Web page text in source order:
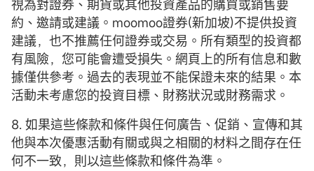
視為對證券、期貨或其他投資產品的購買或銷售要
約、邀請或建議。moomoo證券(新加坡)不提供投資
建議，也不推薦任何證券或交易。所有類型的投資都
有風險，您可能會遭受損失。網頁上的所有信息和數
據僅供參考。過去的表現並不能保證未來的結果。本
活動未考慮您的投資目標、財務狀況或財務需求。
8. 如果這些條款和條件與任何廣告、促銷、宣傳和其
他與本次優惠活動有關或與之相關的材料之間存在任
何不一致，則以這些條款和條件為準。